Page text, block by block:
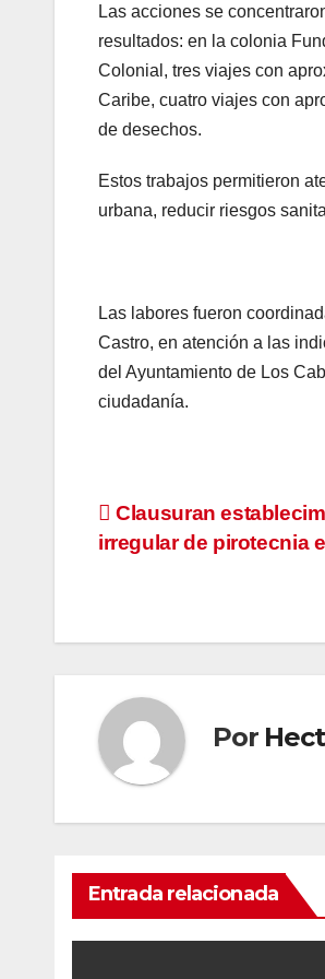
Las acciones se
resultados: en la colonia
Colonial, tres viajes con
Caribe, cuatro viajes con
de desechos.
Estos trabajos permitieron
urbana, reducir riesgos
Las labores fueron
Castro, en atención a las
del Ayuntamiento de Los
ciudadanía.
Navegación
de
Clausuran
irregular de pirotecnia
Por
Entrada relacionada